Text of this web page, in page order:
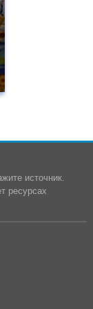
источник.
ресурсах